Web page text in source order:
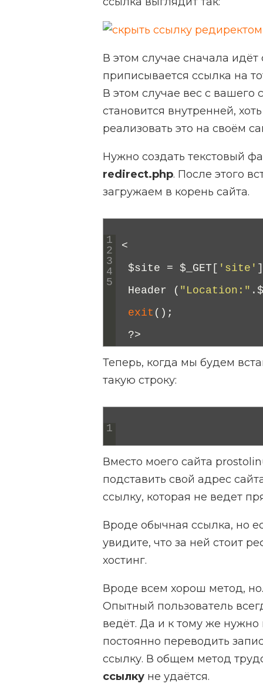
В этом случае сначала
приписывается ссылка на
В этом случае вес с вашего
становится внутренней,
реализовать это на своём
Нужно создать текстовый
redirect.php. После этого
загружаем в корень сайта.
1
2
3
4
5
<
$site = $ _GET [ 'site' ]
Header
( "Location:" . $
exit ( ) ;
?>
Теперь, когда мы будем
такую строку:
1
Вместо моего сайта
подставить свой адрес
ссылку, которая не ведет
Вроде обычная ссылка, но
увидите, что за ней стоит
хостинг.
Вроде всем хорош метод,
Опытный пользователь
ведёт. Да и к тому же нужно
постоянно переводить
ссылку. В общем метод
ссылку не удаётся.